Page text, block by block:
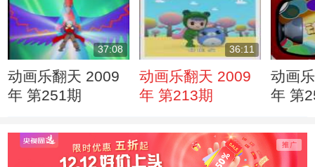
37:08
动画乐翻天 2009
年 第251期
36:11
动画乐翻天 2009
年 第213期
动画
年 第